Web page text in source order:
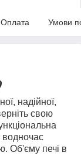
Оплата Умови
надійної,
свою
водночас
Об'єму печі в